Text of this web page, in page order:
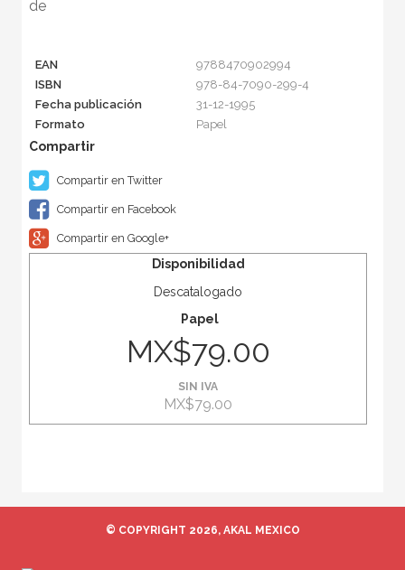
de
EAN
9788470902994
ISBN
978-84-7090-299-4
Fecha publicación
31-12-1995
Formato
Papel
Compartir en Twitter
Compartir en Facebook
Compartir en Google+
Disponibilidad
Descatalogado
Papel
MX$79.00
SIN IVA
MX$79.00
© COPYRIGHT 2026, AKAL MEXICO